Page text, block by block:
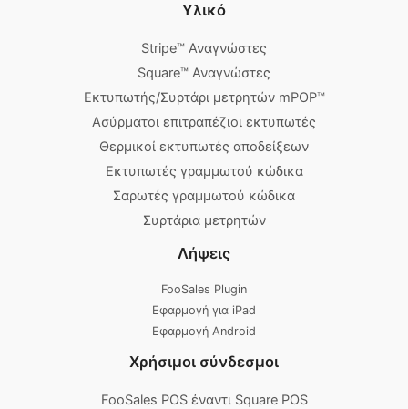
Υλικό
Stripe™ Αναγνώστες
Square™ Αναγνώστες
Εκτυπωτής/Συρτάρι μετρητών mPOP™
Ασύρματοι επιτραπέζιοι εκτυπωτές
Θερμικοί εκτυπωτές αποδείξεων
Εκτυπωτές γραμμωτού κώδικα
Σαρωτές γραμμωτού κώδικα
Συρτάρια μετρητών
Λήψεις
FooSales Plugin
Εφαρμογή για iPad
Εφαρμογή Android
Χρήσιμοι σύνδεσμοι
FooSales POS έναντι Square POS